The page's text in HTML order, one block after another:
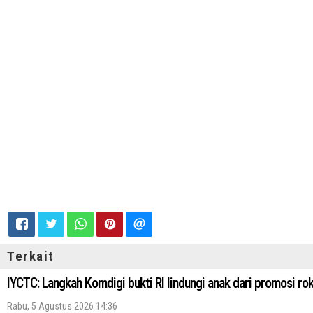
Terkait
IYCTC: Langkah Komdigi bukti RI lindungi anak dari promosi
Rabu, 5 Agustus 2026 14:36